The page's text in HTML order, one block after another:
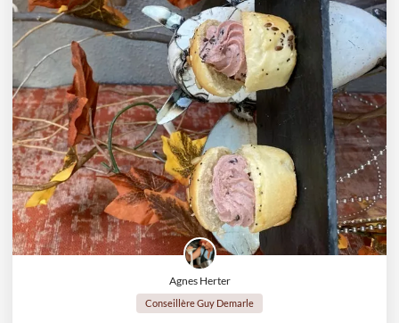
Agnes Herter
Conseillère Guy Demarle